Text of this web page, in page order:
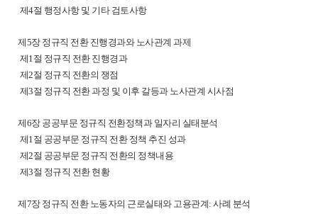
제4절 행정사항 및 기타 검토사항
제5장 정규직 전환 진행경과와 노사관계 과제
제1절 정규직 전환 진행경과
제2절 정규직 전환의 쟁점
제3절 정규직 전환 과정 및 이후 갈등과 노사관계 시사점
제6장 공공부문 정규직 전환정책과 일자리 실태분석
제1절 공공부문 정규직 전환 정책 추진 성과
제2절 공공부문 정규직 전환의 정책내용
제3절 정규직 전환 현황
제7장 정규직 전환 노동자의 근로실태와 고용관계: 사례 분석